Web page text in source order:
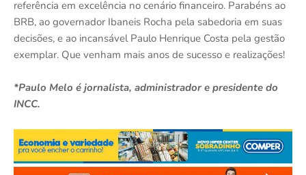
referência em excelência no cenário financeiro. Parabéns ao
BRB, ao governador Ibaneis Rocha pela sabedoria em suas
decisões, e ao incansável Paulo Henrique Costa pela gestão
exemplar. Que venham mais anos de sucesso e realizações!
*Paulo Melo é jornalista, administrador e presidente do
INCC.